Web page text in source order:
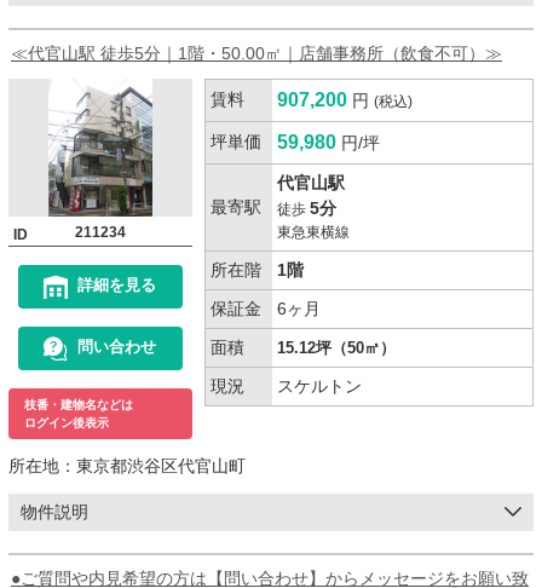
≪代官山駅 徒歩5分｜1階・50.00㎡｜店舗事務所（飲食不可）≫
ID 211234
詳細を見る
問い合わせ
枝番・建物名などは
ログイン後表示
賃料 907,200 円 (税込)
坪単価 59,980 円/坪
最寄駅
代官山駅
徒歩 5分
東急東横線
所在階
1階
保証金
6ヶ月
面積
15.12坪（50㎡）
現況 スケルトン
所在地： 東京都渋谷区代官山町
物件説明
●ご質問や内見希望の方は【問い合わせ】からメッセージをお願い致